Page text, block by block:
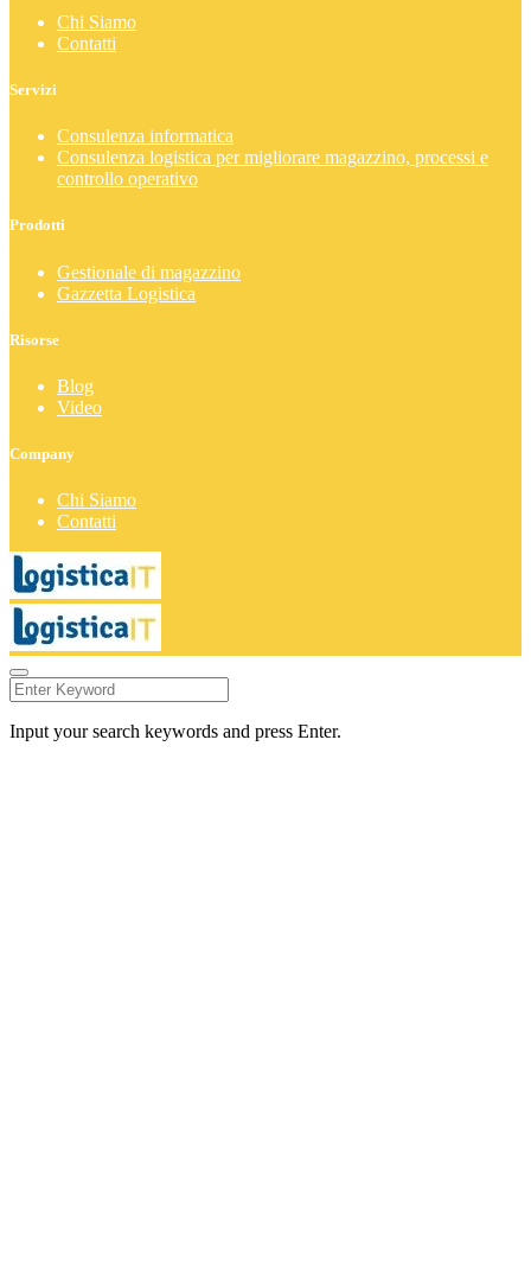
Chi Siamo
Contatti
Servizi
Consulenza informatica
Consulenza logistica per migliorare magazzino, processi e
controllo operativo
Prodotti
Gestionale di magazzino
Gazzetta Logistica
Risorse
Blog
Video
Company
Chi Siamo
Contatti
Input your search keywords and press Enter.